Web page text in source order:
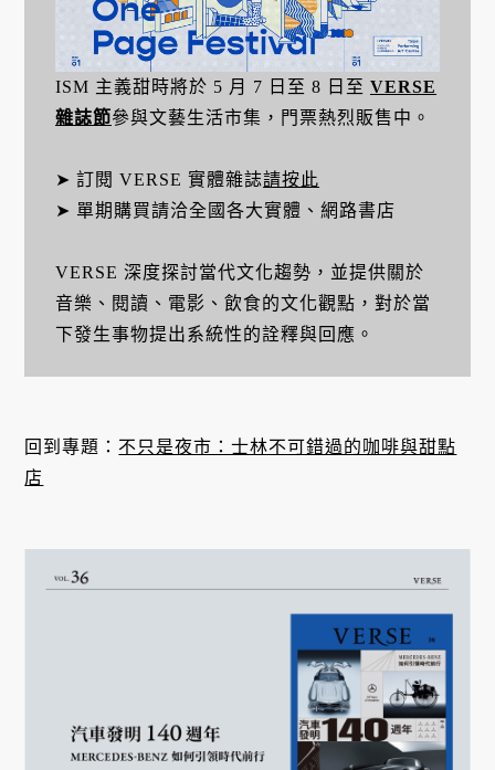
ISM 主義甜時將於 5 月 7 日至 8 日至 VERSE
雜誌節參與文藝生活市集，門票熱烈販售中。
➤ 訂閱 VERSE 實體雜誌請按此
➤ 單期購買請洽全國各大實體、網路書店
VERSE 深度探討當代文化趨勢，並提供關於
音樂、閱讀、電影、飲食的文化觀點，對於當
下發生事物提出系統性的詮釋與回應。
回到專題： 不只是夜市：士林不可錯過的咖啡與甜點
店